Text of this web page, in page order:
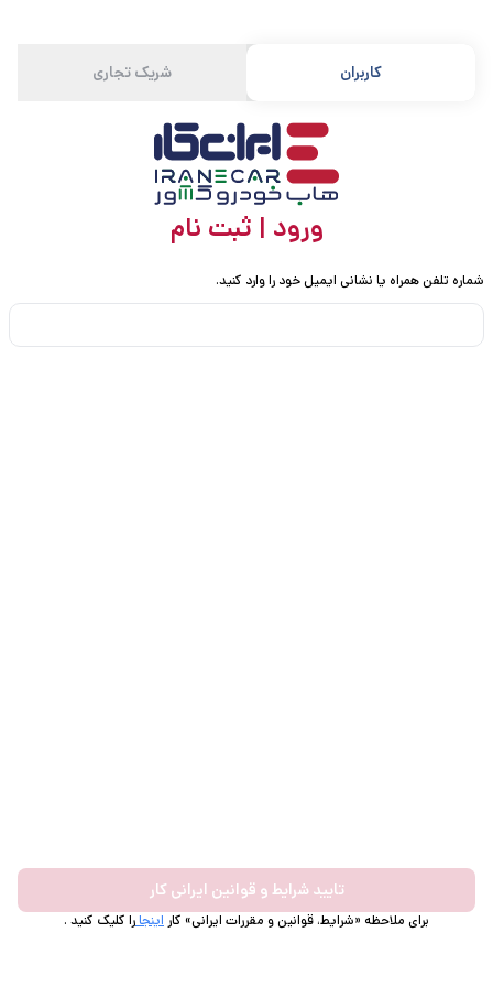
کاربران شریک تجاری
ورود | ثبت نام
شماره تلفن همراه یا نشانی ایمیل خود را وارد کنید.
تایید شرایط و قوانین ایرانی کار
برای ملاحظه «شرایط، قوانین و مقررات ایرانی» کار اینجارا کلیک کنید .